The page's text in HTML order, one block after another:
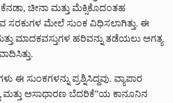
ಚೀನಾ ಮತ್ತು ಮೆಕ್ಸಿಕೊದಂತಹ
ಸರಕುಗಳ ಮೇಲೆ ಸುಂಕ ವಿಧಿಸಲಾಗಿತ್ತು. ಈ
ಮಾದಕವಸ್ತುಗಳ ಹರಿವನ್ನು ತಡೆಯಲು ಅಗತ್ಯ
ಈ ಸುಂಕಗಳನ್ನು ಪ್ರಶ್ನಿಸಿದ್ದವು. ವ್ಯಾಪಾರ
ಮತ್ತು ಅಸಾಧಾರಣ ಬೆದರಿಕೆ”ಯ ಕಾನೂನಿನ